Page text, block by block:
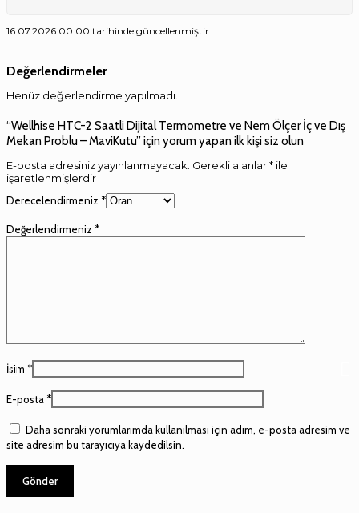
16.07.2026 00:00 tarihinde güncellenmiştir.
Değerlendirmeler
Henüz değerlendirme yapılmadı.
“Wellhise HTC-2 Saatli Dijital Termometre ve Nem Ölçer İç ve Dış
Mekan Problu – MaviKutu” için yorum yapan ilk kişi siz olun
E-posta adresiniz yayınlanmayacak. Gerekli alanlar* ile
işaretlenmişlerdir
Derecelendirmeniz *
Değerlendirmeniz *
İsim *
E-posta *
Daha sonraki yorumlarımda kullanılması için adım, e-posta adresim ve
site adresim bu tarayıcıya kaydedilsin.